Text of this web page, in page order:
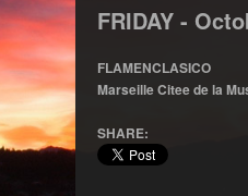
FRIDAY -
FLAMENCLASICO
Marseille Citee de la
SHARE: